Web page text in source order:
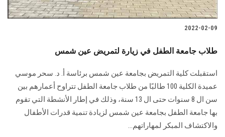
الخريجين
سجل الان
2022-02-09
طلاب جامعة الطفل في زيارة لتمريض عين شمس
استقبلت كلية التمريض بجامعة عين شمس برئاسة أ. د. سحر موسي
عميدة الكلية 100 طالبًا من طلاب جامعة الطفل تتراوح أعمارهم بين
سن ال 8 سنوات حتى ال 13 سنة، وذلك في إطار الأنشطة التي تقوم
بها جامعة الطفل بجامعة عين شمس لزيادة تنمية قدرات الأطفال
والاكتشاف المبكر لمهاراتهم...